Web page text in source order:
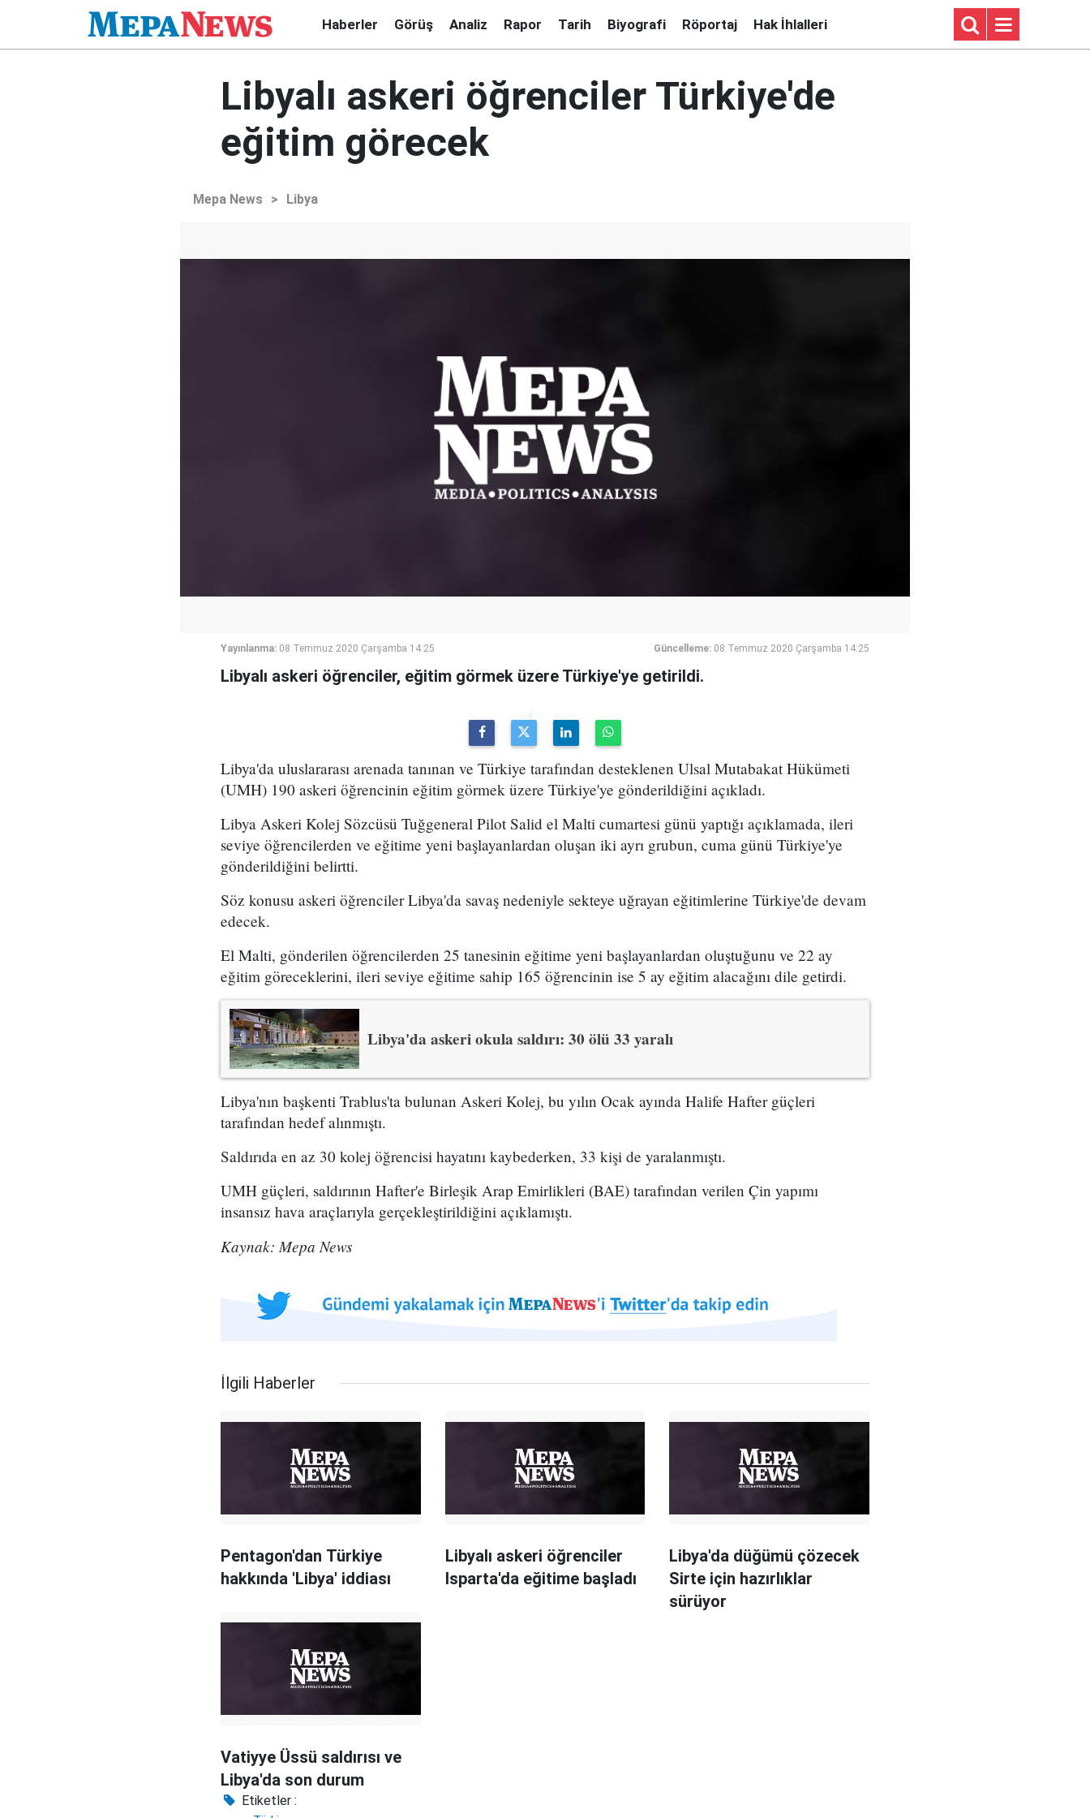
Haberler Görüş Analiz Rapor Tarih Biyografi Röportaj Hak İhlalleri
Libyalı askeri öğrenciler Türkiye'de
eğitim görecek
Mepa News > Libya
Yayınlanma: 08 Temmuz 2020 Çarşamba 14:25 Güncelleme: 08 Temmuz 2020 Çarşamba 14:25
Libyalı askeri öğrenciler, eğitim görmek üzere Türkiye'ye getirildi.
Libya'da uluslararası arenada tanınan ve Türkiye tarafından desteklenen Ulsal Mutabakat Hükümeti
(UMH) 190 askeri öğrencinin eğitim görmek üzere Türkiye'ye gönderildiğini açıkladı.
Libya Askeri Kolej Sözcüsü Tuğgeneral Pilot Salid el Malti cumartesi günü yaptığı açıklamada, ileri
seviye öğrencilerden ve eğitime yeni başlayanlardan oluşan iki ayrı grubun, cuma günü Türkiye'ye
gönderildiğini belirtti.
Söz konusu askeri öğrenciler Libya'da savaş nedeniyle sekteye uğrayan eğitimlerine Türkiye'de devam
edecek.
El Malti, gönderilen öğrencilerden 25 tanesinin eğitime yeni başlayanlardan oluştuğunu ve 22 ay
eğitim göreceklerini, ileri seviye eğitime sahip 165 öğrencinin ise 5 ay eğitim alacağını dile getirdi.
Libya'da askeri okula saldırı: 30 ölü 33 yaralı
Libya'nın başkenti Trablus'ta bulunan Askeri Kolej, bu yılın Ocak ayında Halife Hafter güçleri
tarafından hedef alınmıştı.
Saldırıda en az 30 kolej öğrencisi hayatını kaybederken, 33 kişi de yaralanmıştı.
UMH güçleri, saldırının Hafter'e Birleşik Arap Emirlikleri (BAE) tarafından verilen Çin yapımı
insansız hava araçlarıyla gerçekleştirildiğini açıklamıştı.
Kaynak: Mepa News
İlgili Haberler
Pentagon'dan Türkiye
hakkında 'Libya' iddiası
Libyalı askeri öğrenciler
Isparta'da eğitime başladı
Libya'da düğümü çözecek
Sirte için hazırlıklar
sürüyor
Vatiyye Üssü saldırısı ve
Libya'da son durum
Etiketler :